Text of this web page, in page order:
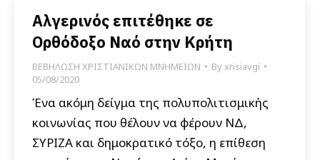
Αλγερινός επιτέθηκε σε
Ορθόδοξο Ναό στην Κρήτη
ΒΕΒΗΛΩΣΗ ΧΡΙΣΤΙΑΝΙΚΩΝ ΜΝΗΜΕΙΩΝ Byxrisiavgi
05/08/2020
Ένα ακόμη δείγμα της πολυπολιτισμικής
κοινωνίας που θέλουν να φέρουν ΝΔ,
ΣΥΡΙΖΑ και δημοκρατικό τόξο, η επίθεση